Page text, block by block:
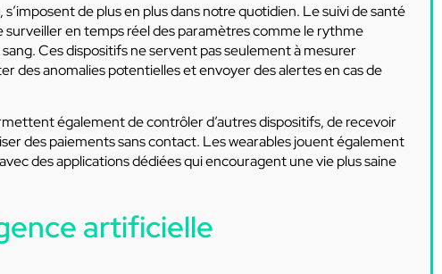
de plus en plus dans notre quotidien. Le suivi de santé
en temps réel des paramètres comme le rythme
Ces dispositifs ne servent pas seulement à mesurer
des anomalies potentielles et envoyer des alertes en cas de
également de contrôler d’autres dispositifs, de recevoir
des paiements sans contact. Les wearables jouent également
des applications dédiées qui encouragent une vie plus saine
artificielle